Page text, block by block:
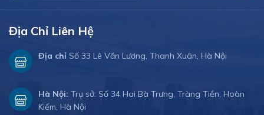
Địa Chỉ Liên Hệ
Địa chỉ Số 33 Lê Văn Lương, Thanh Xuân, Hà Nội
Hà Nội: Trụ sở: Số 34 Hai Bà Trưng, Tràng Tiền, Hoàn
Kiếm, Hà Nội